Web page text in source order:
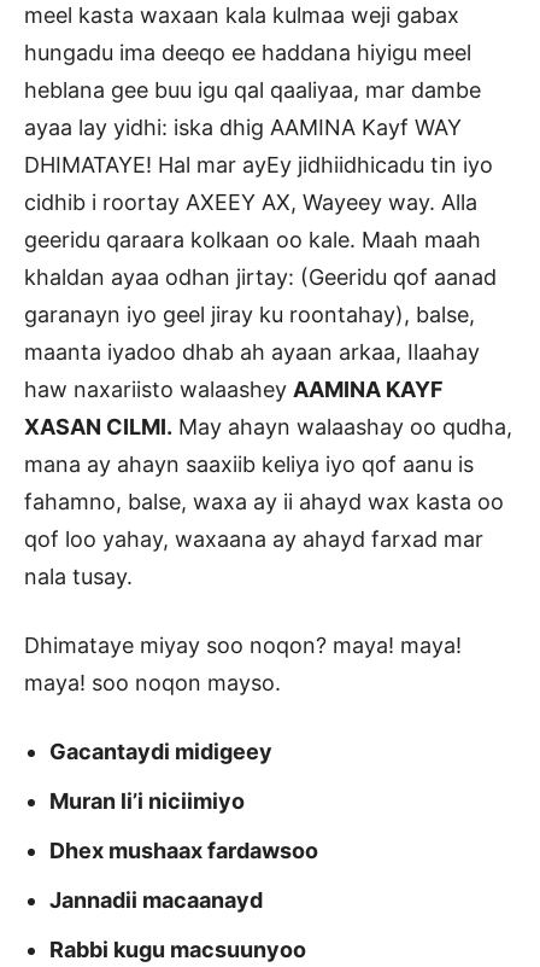
meel kasta waxaan kala kulmaa weji gabax
hungadu ima deeqo ee haddana hiyigu meel
heblana gee buu igu qal qaaliyaa, mar dambe
ayaa lay yidhi: iska dhig AAMINA Kayf WAY
DHIMATAYE! Hal mar ayEy jidhiidhicadu tin iyo
cidhib i roortay AXEEY AX, Wayeey way. Alla
geeridu qaraara kolkaan oo kale. Maah maah
khaldan ayaa odhan jirtay: (Geeridu qof aanad
garanayn iyo geel jiray ku roontahay), balse,
maanta iyadoo dhab ah ayaan arkaa, Ilaahay
haw naxariisto walaashey AAMINA KAYF
XASAN CILMI. May ahayn walaashay oo qudha,
mana ay ahayn saaxiib keliya iyo qof aanu is
fahamno, balse, waxa ay ii ahayd wax kasta oo
qof loo yahay, waxaana ay ahayd farxad mar
nala tusay.
Dhimataye miyay soo noqon? maya! maya!
maya! soo noqon mayso.
Gacantaydi midigeey
Muran li’i niciimiyo
Dhex mushaax fardawsoo
Jannadii macaanayd
Rabbi kugu macsuunyoo